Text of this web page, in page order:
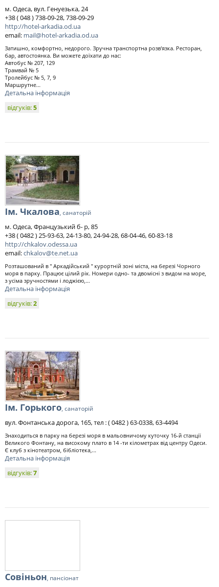
м. Одеса, вул. Генуезька, 24
+38 ( 048 ) 738-09-28, 738-09-29
http://hotel-arkadia.od.ua
email: mail@hotel-arkadia.od.ua
Затишно, комфортно, недорого. Зручна транспортна розв'язка. Ресторан,
бар, автостоянка. Ви можете доїхати до нас:
Автобус № 207, 129
Трамвай № 5
Тролейбус № 5, 7, 9
Маршрутне...
Детальна інформація
відгуків:5
Ім. Чкалова, санаторій
м. Одеса, Французький б- р, 85
+38 ( 0482 ) 25-93-63, 24-13-80, 24-94-28, 68-04-46, 60-83-18
http://chkalov.odessa.ua
email:chkalov@te.net.ua
Розташований в " Аркадійський " курортній зоні міста, на березі Чорного
моря в парку. Працює цілий рік. Номери одно- та двомісні з видом на море,
з усіма зручностями і лоджією,...
Детальна інформація
відгуків:2
Ім. Горького, санаторій
вул. Фонтанська дорога, 165, тел : ( 0482 ) 63-0338, 63-4494
Знаходиться в парку на березі моря в мальовничому куточку 16-й станції
Великого Фонтану, на високому плато в 14 -ти кілометрах від центру Одеси.
Є клуб з кінотеатром, бібліотека,...
Детальна інформація
відгуків:7
Совіньон, пансіонат